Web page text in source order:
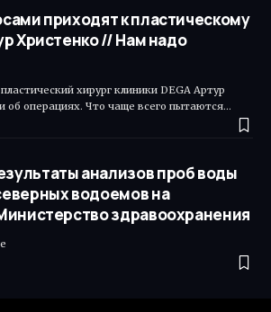
приходят к пластическому
Христенко // Нам надо
хирург клиники DEGA Артур
об операциях. Что чаще всего пытаются…
анализов проб воды
водоемов на
здравоохранения